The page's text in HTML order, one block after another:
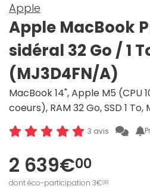
Apple
Apple MacBook
sidéral 32 Go / 1
(MJ3D4FN/A)
MacBook 14", Apple M5 (CPU
coeurs), RAM 32 Go, SSD 1 To,
3 avis
2 639€00
dont éco-participation 3€98